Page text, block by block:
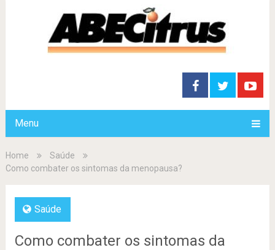
Menu
Home
Saúde
Como combater os sintomas da menopausa?
Saúde
Como combater os sintomas da